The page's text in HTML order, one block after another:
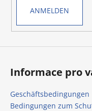
ANMELDEN
Informace pro
Geschäftsbedingungen
Bedingungen zum